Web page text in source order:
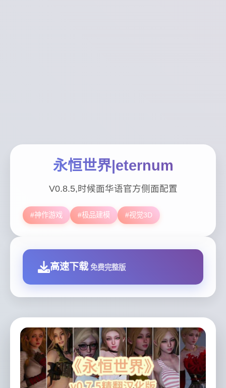
永恒世界|eternum
V0.8.5,时候面华语官方侧面配置
#神作游戏 #极品建模 #视觉3D
高速下载 免费完整版